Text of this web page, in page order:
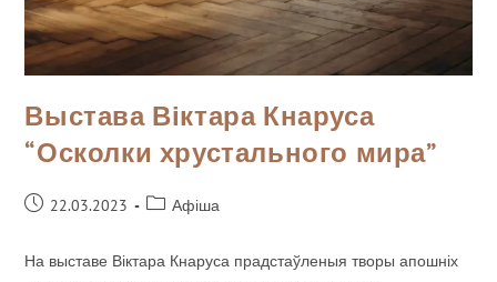
Выстава Віктара Кнаруса
“Осколки хрустального мира”
22.03.2023 Афіша
На выставе Віктара Кнаруса прадстаўленыя творы апошніх